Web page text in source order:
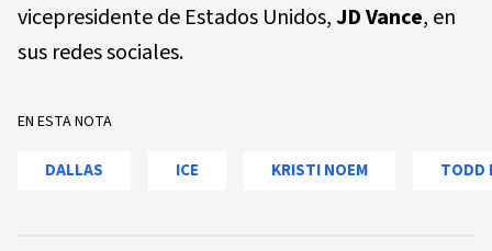
vicepresidente de Estados Unidos,JD Vance, en
sus redes sociales.
EN ESTA NOTA
DALLAS ICE KRISTI NOEM TODD